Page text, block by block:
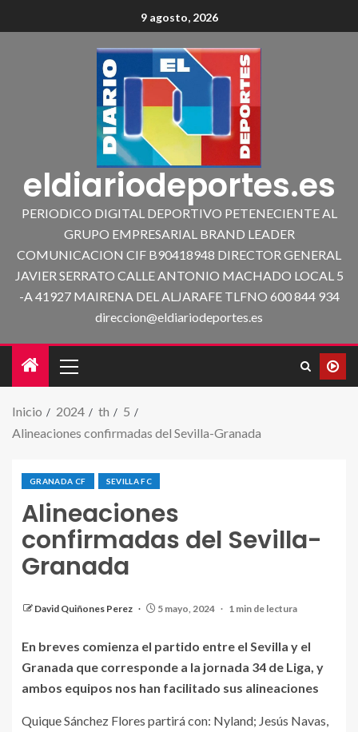
9 agosto, 2026
eldiariodeportes.es
PERIODICO DIGITAL DEPORTIVO PETENECIENTE AL
GRUPO EMPRESARIAL BRAND LEADER
COMUNICACION CIF B90418948 DIRECTOR GENERAL
JAVIER SERRATO CALLE ANTONIO MACHADO LOCAL 5
-A 41927 MAIRENA DEL ALJARAFE TLFNO 600 844 934
direccion@eldiariodeportes.es
Inicio 2024 th
5
Alineaciones confirmadas del Sevilla-Granada
GRANADA CF SEVILLA FC
Alineaciones
confirmadas del Sevilla-
Granada
David Quiñones Perez 5 mayo, 2024 1 min de lectura
Alineaciones confirmadas en el Sevilla-Granada. |
En breves comienza el partido entre el Sevilla y el
Granada que corresponde a la jornada 34 de Liga, y
ambos equipos nos han facilitado sus alineaciones
Quique Sánchez Flores partirá con: Nyland; Jesús Navas,